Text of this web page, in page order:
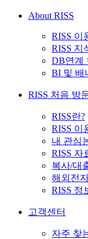
About RISS
RISS 이
RISS 지
DB연계
BI 및 배
RISS 처음 방
RISS란?
RISS 이
내 관심
RISS 자
복사/대
해외전
RISS 정
고객센터
자주 찾